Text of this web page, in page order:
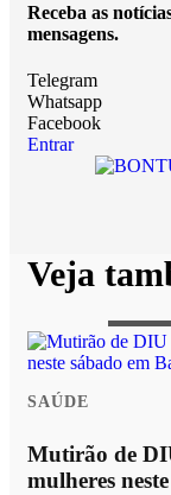
Receba as
mensagens.
Telegram
Whatsapp
Facebook
Entrar
Veja
SAÚDE
Mutirão de
mulheres